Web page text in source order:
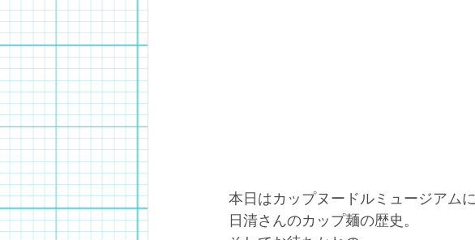
本日はカップヌードルミュージアム
日清さんのカップ麺の歴史。